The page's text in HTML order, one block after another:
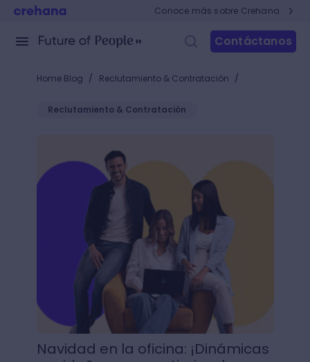
Conoce más sobre Crehana
Contáctanos
Home Blog / Reclutamiento & Contratación /
Reclutamiento & Contratación
Navidad en la oficina: ¡Dinámicas